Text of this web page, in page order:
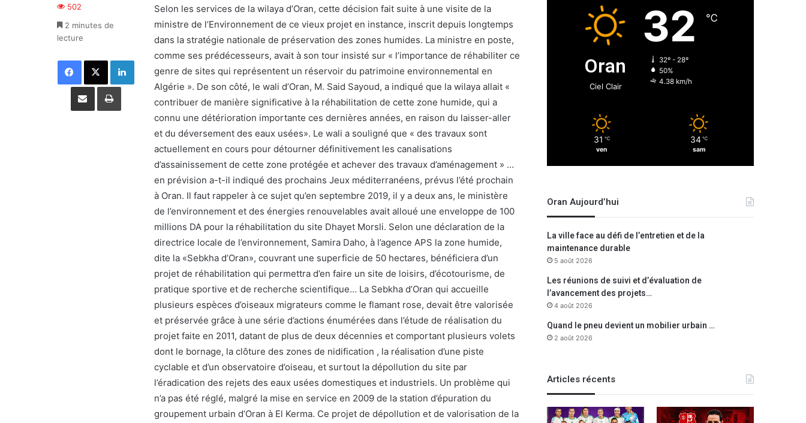
Selon les services de la wilaya d’Oran, cette décision fait suite à une visite de la
ministre de l’Environnement de ce vieux projet en instance, inscrit depuis longtemps
dans la stratégie nationale de préservation des zones humides. La ministre en poste,
comme ses prédécesseurs, avait à son tour insisté sur « l’importance de réhabiliter ce
genre de sites qui représentent un réservoir du patrimoine environnemental en
Algérie ». De son côté, le wali d’Oran, M. Said Sayoud, a indiqué que la wilaya allait «
contribuer de manière significative à la réhabilitation de cette zone humide, qui a
connu une détérioration importante ces dernières années, en raison du laisser-aller
et du déversement des eaux usées». Le wali a souligné que « des travaux sont
actuellement en cours pour détourner définitivement les canalisations
d’assainissement de cette zone protégée et achever des travaux d’aménagement » …
en prévision a-t-il indiqué des prochains Jeux méditerranéens, prévus l’été prochain
à Oran. Il faut rappeler à ce sujet qu’en septembre 2019, il y a deux ans, le ministère
de l’environnement et des énergies renouvelables avait alloué une enveloppe de 100
millions DA pour la réhabilitation du site Dhayet Morsli. Selon une déclaration de la
directrice locale de l’environnement, Samira Daho, à l’agence APS la zone humide,
dite la «Sebkha d’Oran», couvrant une superficie de 50 hectares, bénéficiera d’un
projet de réhabilitation qui permettra d’en faire un site de loisirs, d’écotourisme, de
pratique sportive et de recherche scientifique… La Sebkha d’Oran qui accueille
plusieurs espèces d’oiseaux migrateurs comme le flamant rose, devait être valorisée
et préservée grâce à une série d’actions énumérées dans l’étude de réalisation du
projet faite en 2011, datant de plus de deux décennies et comportant plusieurs volets
dont le bornage, la clôture des zones de nidification , la réalisation d’une piste
cyclable et d’un observatoire d’oiseau, et surtout la dépollution du site par
l’éradication des rejets des eaux usées domestiques et industriels. Un problème qui
n’a pas été réglé, malgré la mise en service en 2009 de la station d’épuration du
groupement urbain d’Oran à El Kerma. Ce projet de dépollution et de valorisation de la
502
2 minutes de
lecture
Facebook X Linkedin
Partager par email Imprimer
Oran
Ciel Clair
32 ℃
32º - 28º
50%
4.38 km/h
31 ℃
ven
34 ℃
sam
Oran Aujourd’hui
La ville face au défi de l’entretien et de la
maintenance durable
5 août 2026
Les réunions de suivi et d’évaluation de
l’avancement des projets…
4 août 2026
Quand le pneu devient un mobilier urbain …
2 août 2026
Articles récents